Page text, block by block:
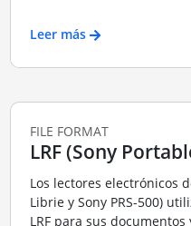
Leer más
FILE FORMAT
LRF (Sony
Los lectores electrónicos
Librie y Sony PRS-500)
LRF para sus